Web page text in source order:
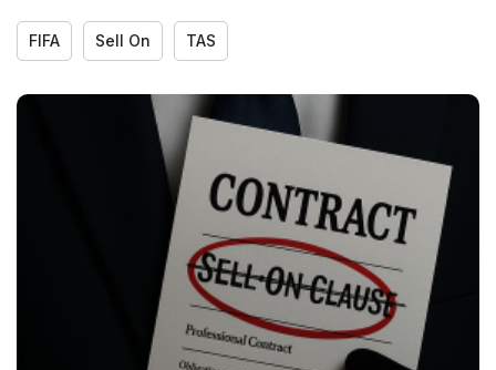
FIFA Sell On TAS